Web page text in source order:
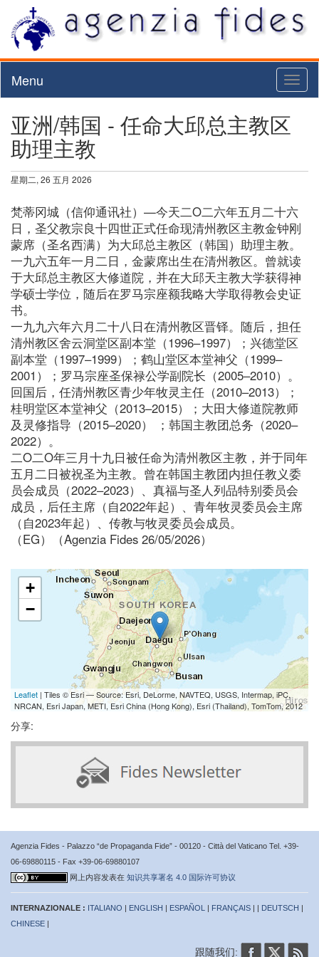
Menu
亚洲/韩国 - 任命大邱总主教区
助理主教
星期二, 26 五月 2026
梵蒂冈城（信仰通讯社）—今天二O二六年五月二十六
日，圣父教宗良十四世正式任命现清州教区主教金钟刚
蒙席（圣名西满）为大邱总主教区（韩国）助理主教。
一九六五年一月二日，金蒙席出生在清州教区。曾就读
于大邱总主教区大修道院，并在大邱天主教大学获得神
学硕士学位，随后在罗马宗座额我略大学取得教会史证
书。
一九九六年六月二十八日在清州教区晋铎。随后，担任
清州教区舍云洞堂区副本堂（1996–1997）；兴德堂区
副本堂（1997–1999）；鹤山堂区本堂神父（1999–
2001）；罗马宗座圣保禄公学副院长（2005–2010）。
回国后，任清州教区青少年牧灵主任（2010–2013）；
桂明堂区本堂神父（2013–2015）；大田大修道院教师
及灵修指导（2015–2020） ；韩国主教团总务（2020–
2022）。
二O二O年三月十九日被任命为清州教区主教，并于同年
五月二日被祝圣为主教。曾在韩国主教团内担任教义委
员会成员（2022–2023）、真福与圣人列品特别委员会
成员，后任主席（自2022年起）、青年牧灵委员会主席
（自2023年起）、传教与牧灵委员会成员。
（EG）（Agenzia Fides 26/05/2026）
+
−
Leaflet | Tiles © Esri — Source: Esri, DeLorme, NAVTEQ, USGS, Intermap, iPC,
NRCAN, Esri Japan, METI, Esri China (Hong Kong), Esri (Thailand), TomTom, 2012
分享:
Agenzia Fides - Palazzo “de Propaganda Fide” - 00120 - Città del Vaticano Tel. +39-
06-69880115 - Fax +39-06-69880107
网上内容发表在 知识共享署名 4.0 国际许可协议
INTERNAZIONALE : ITALIANO | ENGLISH | ESPAÑOL | FRANÇAIS | | DEUTSCH |
CHINESE |
跟随我们: